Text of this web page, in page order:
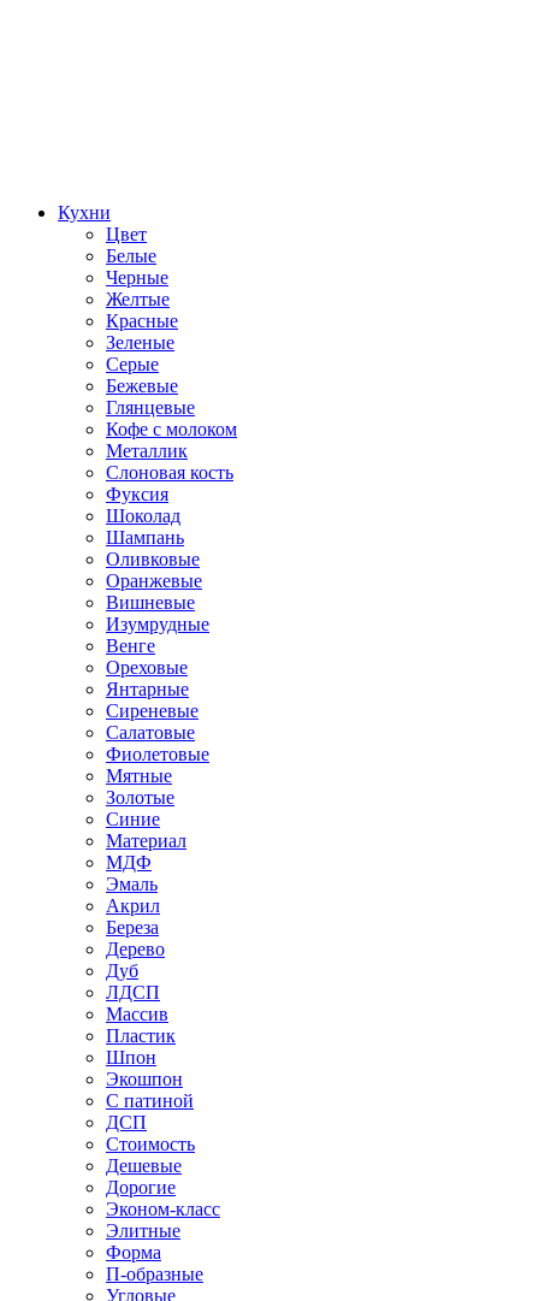
Кухни
Цвет
Белые
Черные
Желтые
Красные
Зеленые
Серые
Бежевые
Глянцевые
Кофе с молоком
Металлик
Слоновая кость
Фуксия
Шоколад
Шампань
Оливковые
Оранжевые
Вишневые
Изумрудные
Венге
Ореховые
Янтарные
Сиреневые
Салатовые
Фиолетовые
Мятные
Золотые
Синие
Материал
МДФ
Эмаль
Акрил
Береза
Дерево
Дуб
ЛДСП
Массив
Пластик
Шпон
Экошпон
С патиной
ДСП
Стоимость
Дешевые
Дорогие
Эконом-класс
Элитные
Форма
П-образные
Угловые